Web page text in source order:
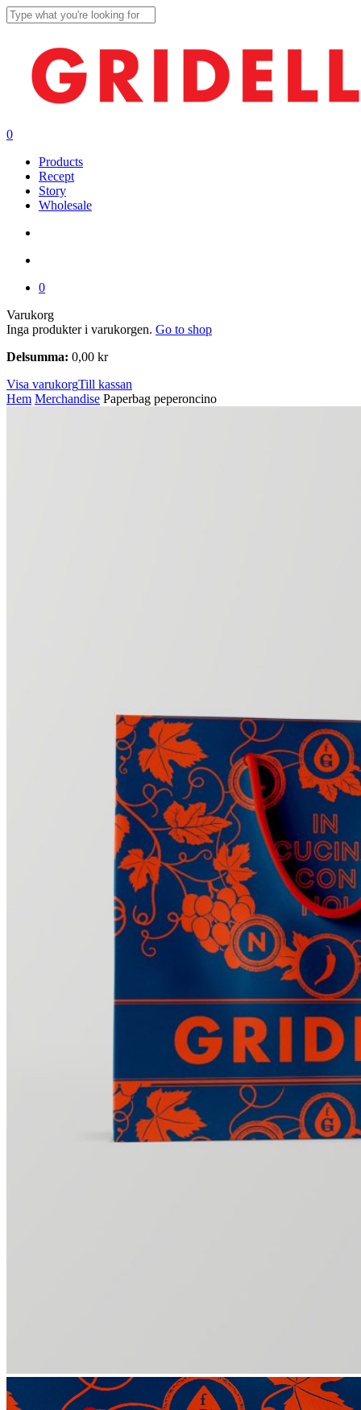
Skip
to
content
search
account
0
Products
Recept
Story
Wholesale
0
VarukorgClose
Cart
Inga produkter i varukorgen. Go to shop
Delsumma: 0,00 kr
Visa varukorgTill kassan
Hem Merchandise Paperbag peperoncino